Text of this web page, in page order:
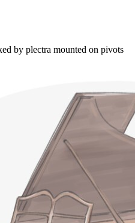
by plectra mounted on pivots